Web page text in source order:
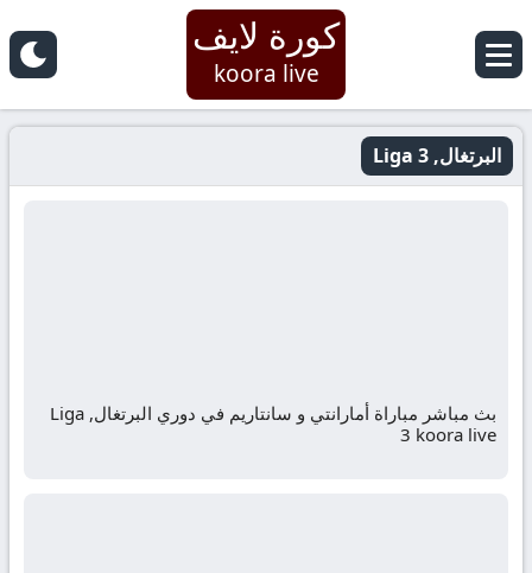
كورة لايف
koora live
البرتغال, Liga 3
بث مباشر مباراة أمارانتي و سانتاريم في دوري البرتغال, Liga
3 koora live